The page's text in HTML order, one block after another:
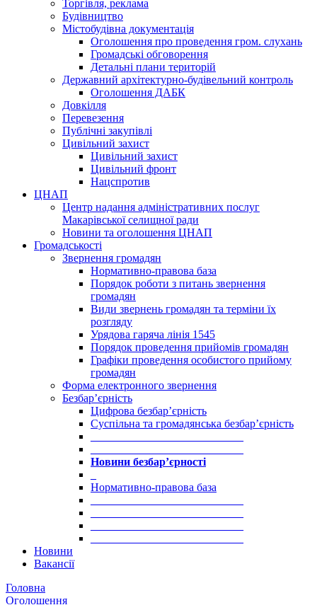
Торгівля, реклама
Будівництво
Містобудівна документація
Оголошення про проведення гром. слухань
Громадські обговорення
Детальні плани територій
Державний архітектурно-будівельний контроль
Оголошення ДАБК
Довкілля
Перевезення
Публічні закупівлі
Цивільний захист
Цивільний захист
Цивільний фронт
Нацспротив
ЦНАП
Центр надання адміністративних послуг
Макарівської селищної ради
Новини та оголошення ЦНАП
Громадськості
Звернення громадян
Нормативно-правова база
Порядок роботи з питань звернення
громадян
Види звернень громадян та терміни їх
розгляду
Урядова гаряча лінія 1545
Порядок проведення прийомів громадян
Графіки проведення особистого прийому
громадян
Форма електронного звернення
Безбар’єрність
Цифрова безбар’єрність
Суспільна та громадянська безбар’єрність
Новини безбар’єрності
Нормативно-правова база
Новини
Вакансії
Головна
Оголошення